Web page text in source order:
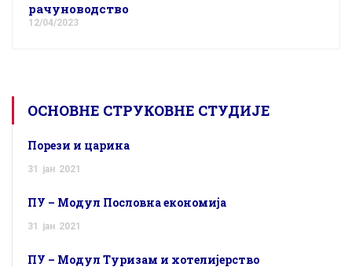
рачуноводство
12/04/2023
ОСНОВНЕ СТРУКОВНЕ СТУДИЈЕ
Порези и царина
31 јан 2021
ПУ – Модул Пословна економија
31 јан 2021
ПУ – Модул Туризам и хотелијерство